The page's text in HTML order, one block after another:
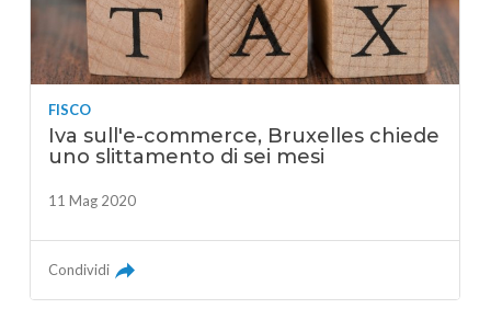
FISCO
Iva sull'e-commerce, Bruxelles chiede
uno slittamento di sei mesi
11 Mag 2020
Condividi